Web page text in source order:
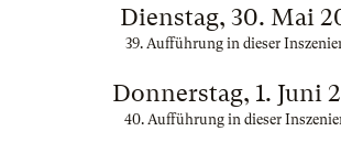
Dienstag, 30. Mai
39. Aufführung in dieser
Donnerstag, 1. Juni
40. Aufführung in dieser